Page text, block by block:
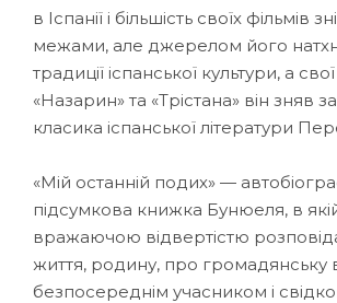
в Іспанії і більшість своїх фільмів
межами, але джерелом його
традиції іспанської культури, а
«Назарин» та «Трістана» він зняв
класика іспанської літератури
«Мій останній подих» —
підсумкова книжка Бунюеля, в якій
вражаючою відвертістю
життя, родину, про громадянську
безпосереднім учасником і